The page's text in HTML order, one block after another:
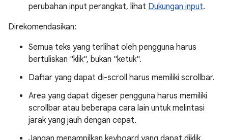
perubahan input perangkat, lihat Dukungan input.
Direkomendasikan:
Semua teks yang terlihat oleh pengguna harus
bertuliskan "klik", bukan "ketuk".
Daftar yang dapat di-scroll harus memiliki scrollbar.
Area yang dapat digeser pengguna harus memiliki
scrollbar atau beberapa cara lain untuk melintasi
jarak yang jauh dengan cepat.